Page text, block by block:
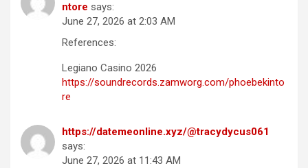
ntore says:
June 27, 2026 at 2:03 AM
References:
Legiano Casino 2026
https://soundrecords.zamworg.com/phoebekinto
re
https://datemeonline.xyz/@tracydycus061
says:
June 27, 2026 at 11:43 AM